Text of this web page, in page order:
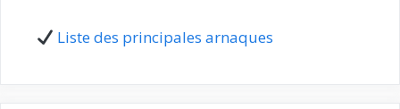
Liste des principales arnaques